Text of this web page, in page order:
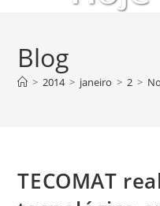
Blog
> 2014 > janeiro > 2 >
TECOMAT